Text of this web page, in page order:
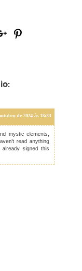
de 2024 às 18:33
mystic elements,
read anything
signed this